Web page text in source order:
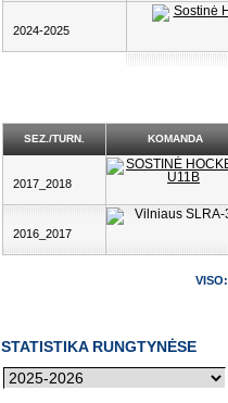
2024-2025
SEZ./TURN. KOMANDA
2017_2018
2016_2017
VISO:
STATISTIKA RUNGTYNĖSE